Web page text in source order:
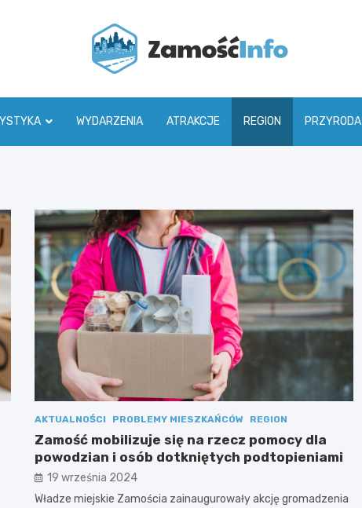
WYDARZENIA ATRAKCJE REGION PRZYRODA
AKTUALNOŚCI PROBLEMY MIESZKAŃCÓW REGION
Zamość mobilizuje się na rzecz pomocy dla
powodzian i osób dotkniętych podtopieniami
19 września 2024
Władze miejskie Zamościa zainaugurowały akcję gromadzenia